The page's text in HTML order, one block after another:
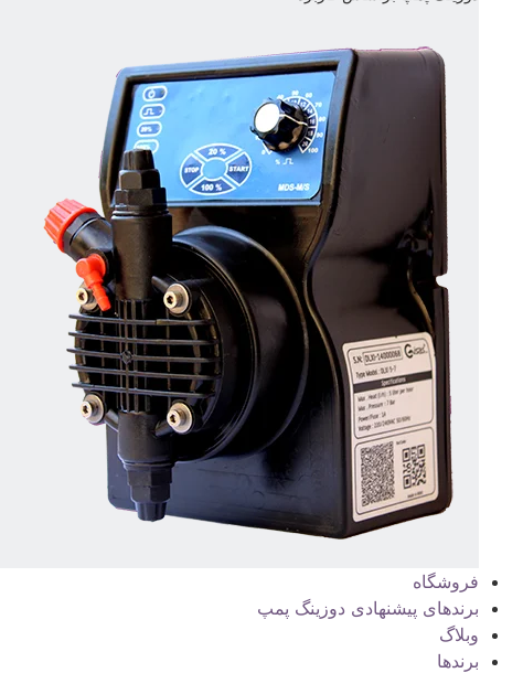
فروشگاه
برندهای پیشنهادی دوزینگ پمپ
وبلاگ
برندها